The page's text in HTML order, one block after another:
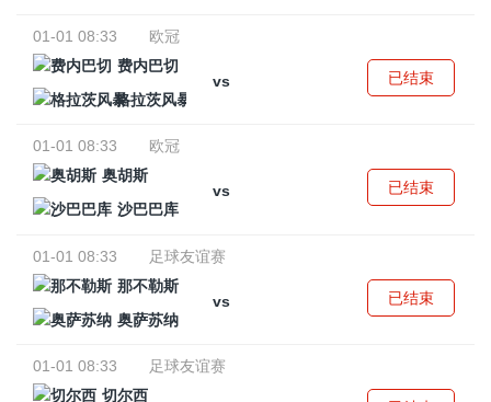
01-01 08:33
欧冠
费内巴切
vs
格拉茨风暴
已结束
01-01 08:33
欧冠
奥胡斯
vs
沙巴巴库
已结束
01-01 08:33
足球友谊赛
那不勒斯
vs
奥萨苏纳
已结束
01-01 08:33
足球友谊赛
切尔西